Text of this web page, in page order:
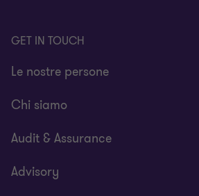
GET IN TOUCH
Le nostre persone
Chi siamo
Audit & Assurance
Advisory